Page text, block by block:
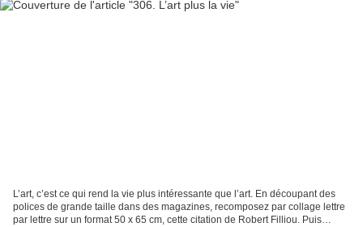
L’art, c’est ce qui rend la vie plus intéressante que l’art. En découpant des
polices de grande taille dans des magazines, recomposez par collage lettre
par lettre sur un format 50 x 65 cm, cette citation de Robert Filliou. Puis